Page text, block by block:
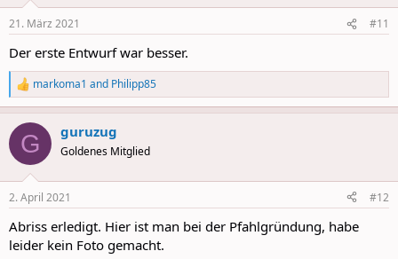
s
21. März 2021 #11
Der erste Entwurf war besser.
R
e
a
c
i
s
markoma1 and Philipp85
G guruzug
Goldenes Mitglied
2. April 2021 #12
Abriss erledigt. Hier ist man bei der Pfahlgründung, habe
leider kein Foto gemacht.